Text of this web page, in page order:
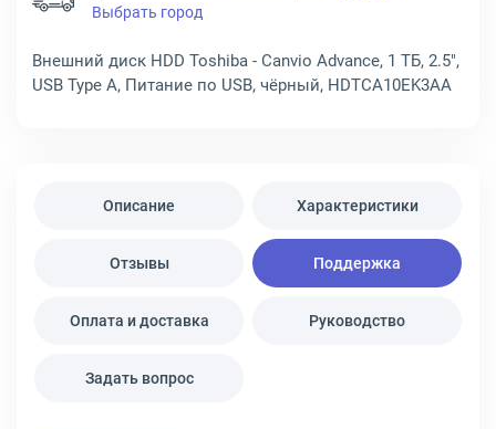
Выбрать город
Внешний диск HDD Toshiba - Canvio Advance, 1 ТБ, 2.5",
USB Type A, Питание по USB, чёрный, HDTCA10EK3AA
Описание Характеристики
Отзывы Поддержка
Оплата и доставка Руководство
Задать вопрос